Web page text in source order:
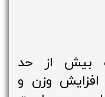
بیش از حد
وزن و